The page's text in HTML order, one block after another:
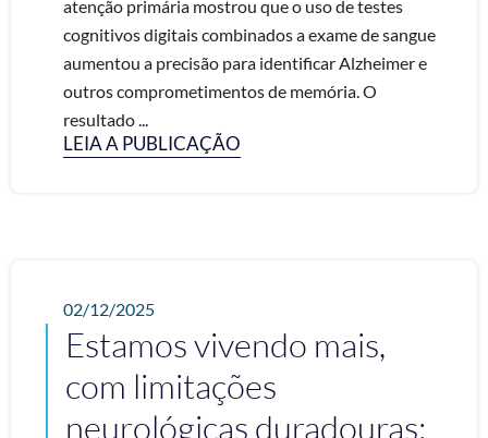
atenção primária mostrou que o uso de testes
cognitivos digitais combinados a exame de sangue
aumentou a precisão para identificar Alzheimer e
outros comprometimentos de memória. O
resultado ...
LEIA A PUBLICAÇÃO
02/12/2025
Estamos vivendo mais,
com limitações
neurológicas duradouras;